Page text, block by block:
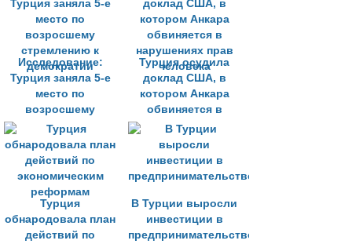
Исследование:
Турция заняла 5-е
место по
возросшему
стремлению к
демократии
Турция осудила
доклад США, в
котором Анкара
обвиняется в
нарушениях прав
человека
Турция
обнародовала план
действий по
В Турции выросли
инвестиции в
предпринимательство